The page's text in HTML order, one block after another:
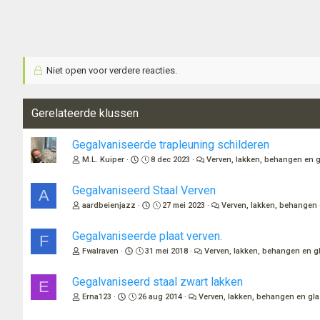
Niet open voor verdere reacties.
Gerelateerde klussen
Gegalvaniseerde trapleuning schilderen
M.L. Kuiper 8 dec 2023 Verven, lakken, behangen en
A Gegalvaniseerd Staal Verven
aardbeienjazz 27 mei 2023 Verven, lakken, behangen
F Gegalvaniseerde plaat verven.
Fwalraven 31 mei 2018 Verven, lakken, behangen en
E Gegalvaniseerd staal zwart lakken
Erna123 26 aug 2014 Verven, lakken, behangen en